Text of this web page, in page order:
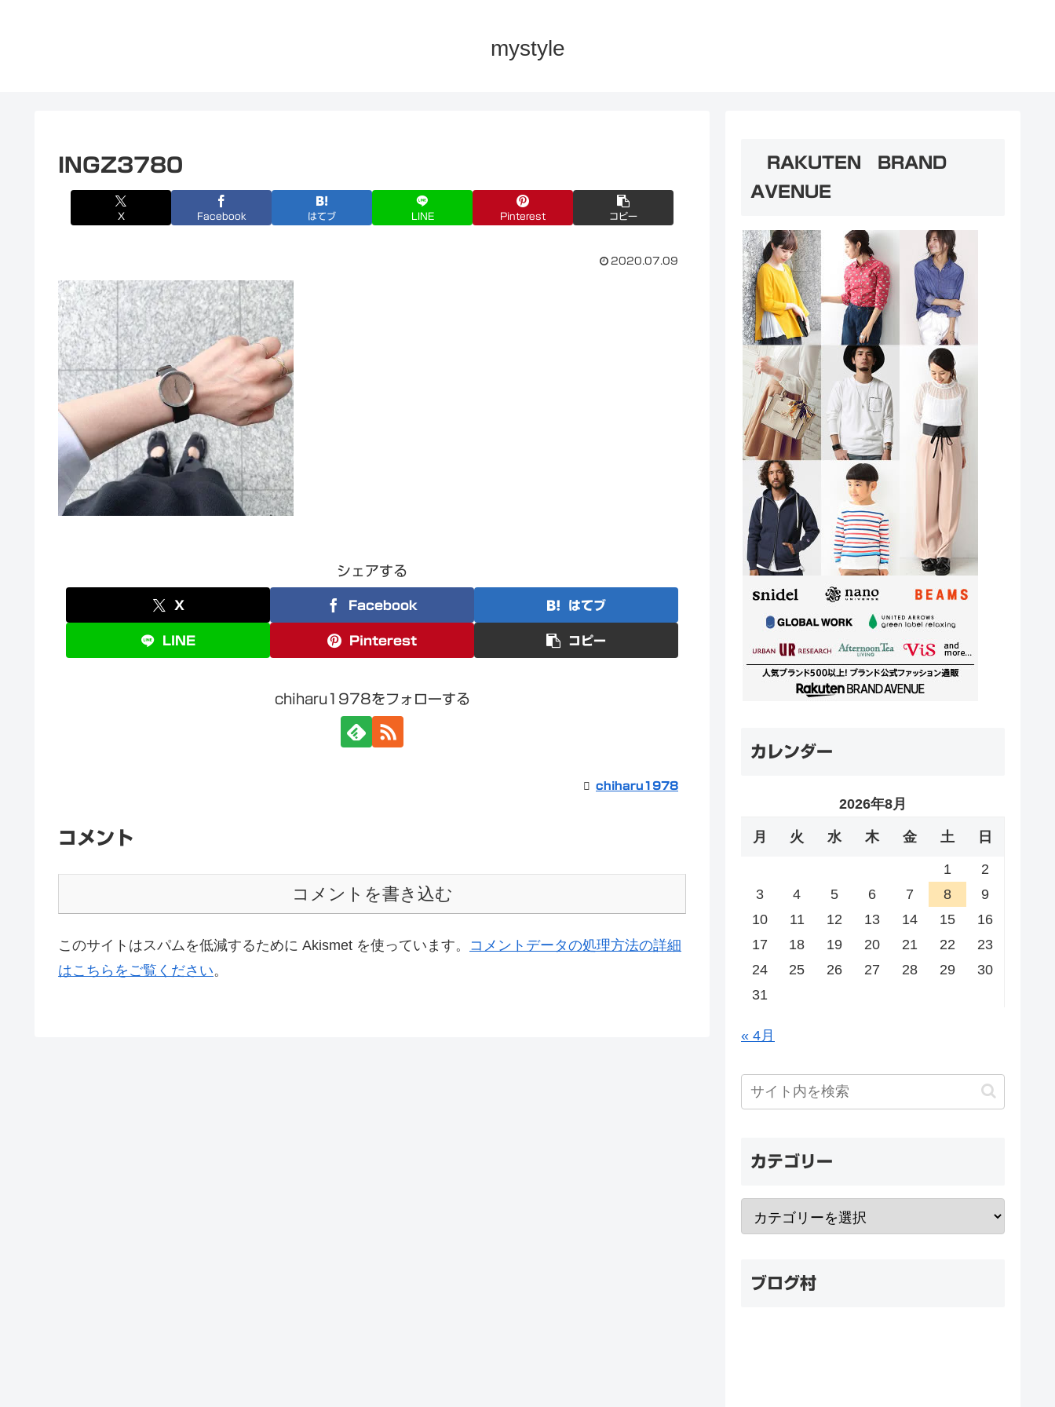
mystyle
INGZ3780
X Facebook はてブ LINE Pinterest コピー
2020.07.09
シェアする
X Facebook はてブ
LINE Pinterest コピー
chiharu1978をフォローする
chiharu1978
コメント
コメントを書き込む
このサイトはスパムを低減するために Akismet を使っています。 コメントデータの処理方法の詳細
はこちらをご覧ください。
RAKUTEN BRAND
AVENUE
カレンダー
2026年8月
月 火 水 木 金 土 日
1
2
3
4 5 6 7 8
9
10
11 12 13 14 15
16
17
18 19 20 21 22
23
24
25 26 27 28 29
30
31
« 4月
カテゴリー
ブログ村